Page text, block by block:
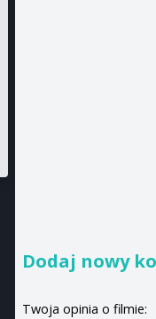
Dodaj nowy
Twoja opinia o filmie: